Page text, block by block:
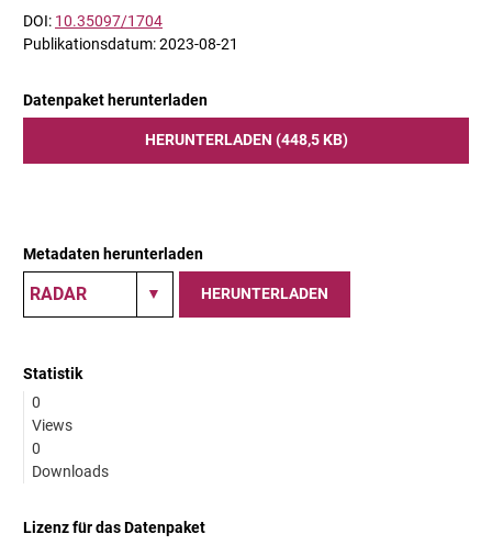
DOI: 10.35097/1704
Publikationsdatum: 2023-08-21
Datenpaket herunterladen
HERUNTERLADEN (448,5 KB)
Metadaten herunterladen
HERUNTERLADEN
Statistik
0
Views
0
Downloads
Lizenz für das Datenpaket